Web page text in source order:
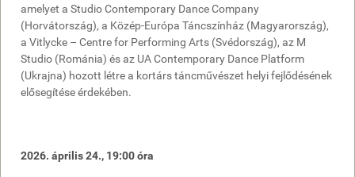
amelyet a Studio Contemporary Dance Company
(Horvátország), a Közép-Európa Táncszínház (Magyarország),
a Vitlycke – Centre for Performing Arts (Svédország), az M
Studio (Románia) és az UA Contemporary Dance Platform
(Ukrajna) hozott létre a kortárs táncművészet helyi fejlődésének
elősegítése érdekében.
2026. április 24., 19:00 óra